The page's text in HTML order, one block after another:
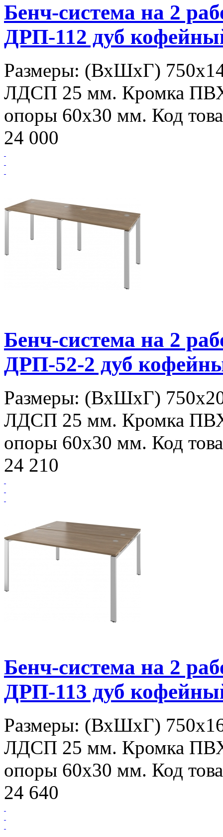
Бенч-система на 2
ДРП-112 дуб
Размеры: (ВхШхГ)
ЛДСП 25 мм. Кромка
опоры 60х30 мм. Код
24 000
Бенч-система на 2
ДРП-52-2 дуб
Размеры: (ВхШхГ)
ЛДСП 25 мм. Кромка
опоры 60х30 мм. Код
24 210
Бенч-система на 2
ДРП-113 дуб
Размеры: (ВхШхГ)
ЛДСП 25 мм. Кромка
опоры 60х30 мм. Код
24 640